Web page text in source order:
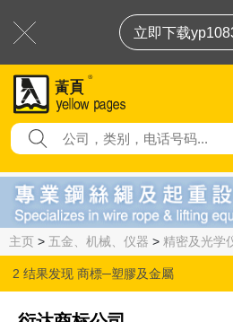
立即下载
主页 > 五金、机械、仪器 > 精密及光学
2 结果发现 商標─塑膠及金屬